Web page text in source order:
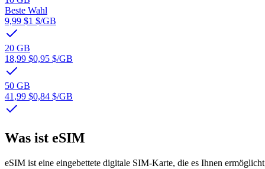
Beste Wahl
9,99 $1 $/GB
20 GB
18,99 $0,95 $/GB
50 GB
41,99 $0,84 $/GB
Was ist eSIM
eSIM ist eine eingebettete digitale SIM-Karte, die es Ihnen